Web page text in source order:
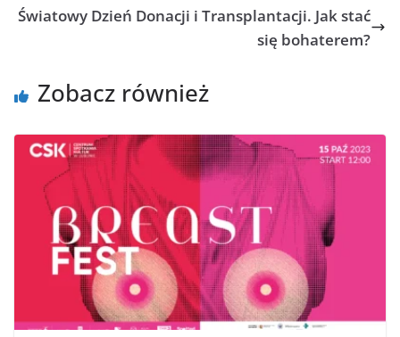
Światowy Dzień Donacji i Transplantacji. Jak stać
się bohaterem?
Zobacz również